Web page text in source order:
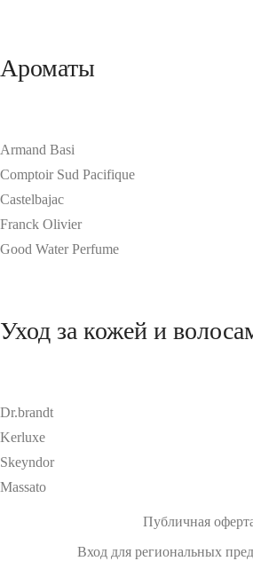
Ароматы
Armand Basi
Comptoir Sud Pacifique
Castelbajac
Franck Olivier
Good Water Perfume
Уход за кожей и
Dr.brandt
Kerluxe
Skeyndor
Massato
Публичная
Вход для региональных